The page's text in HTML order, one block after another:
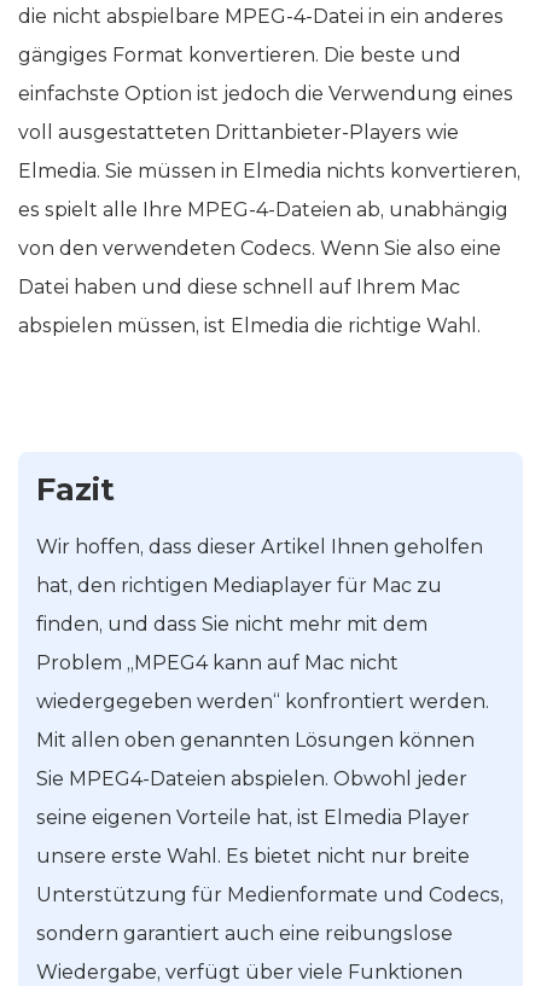
die nicht abspielbare MPEG-4-Datei in ein anderes
gängiges Format konvertieren. Die beste und
einfachste Option ist jedoch die Verwendung eines
voll ausgestatteten Drittanbieter-Players wie
Elmedia. Sie müssen in Elmedia nichts konvertieren,
es spielt alle Ihre MPEG-4-Dateien ab, unabhängig
von den verwendeten Codecs. Wenn Sie also eine
Datei haben und diese schnell auf Ihrem Mac
abspielen müssen, ist Elmedia die richtige Wahl.
Fazit
Wir hoffen, dass dieser Artikel Ihnen geholfen
hat, den richtigen Mediaplayer für Mac zu
finden, und dass Sie nicht mehr mit dem
Problem „MPEG4 kann auf Mac nicht
wiedergegeben werden“ konfrontiert werden.
Mit allen oben genannten Lösungen können
Sie MPEG4-Dateien abspielen. Obwohl jeder
seine eigenen Vorteile hat, ist Elmedia Player
unsere erste Wahl. Es bietet nicht nur breite
Unterstützung für Medienformate und Codecs,
sondern garantiert auch eine reibungslose
Wiedergabe, verfügt über viele Funktionen